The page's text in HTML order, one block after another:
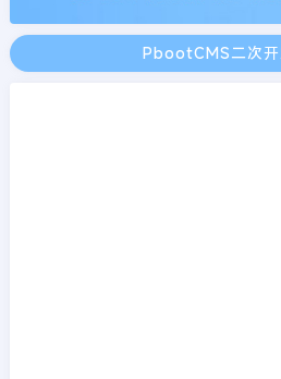
PbootCMS二次开